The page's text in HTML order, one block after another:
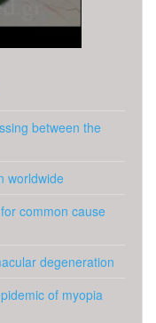
between the
worldwide
common cause
degeneration
of myopia